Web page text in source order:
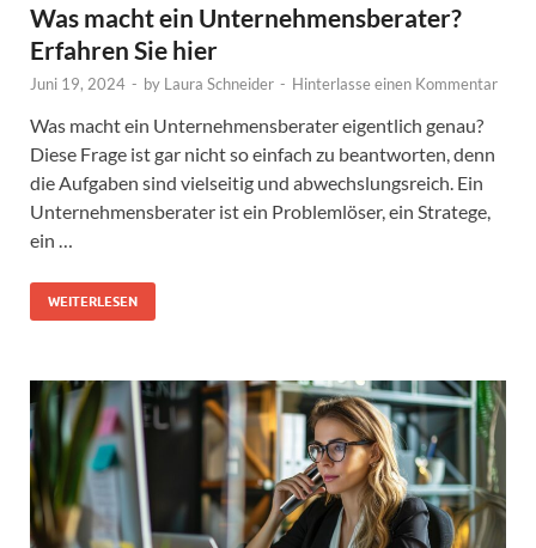
Was macht ein Unternehmensberater?
Erfahren Sie hier
Juni 19, 2024 - by Laura Schneider - Hinterlasse einen Kommentar
Was macht ein Unternehmensberater eigentlich genau?
Diese Frage ist gar nicht so einfach zu beantworten, denn
die Aufgaben sind vielseitig und abwechslungsreich. Ein
Unternehmensberater ist ein Problemlöser, ein Stratege,
ein …
WEITERLESEN